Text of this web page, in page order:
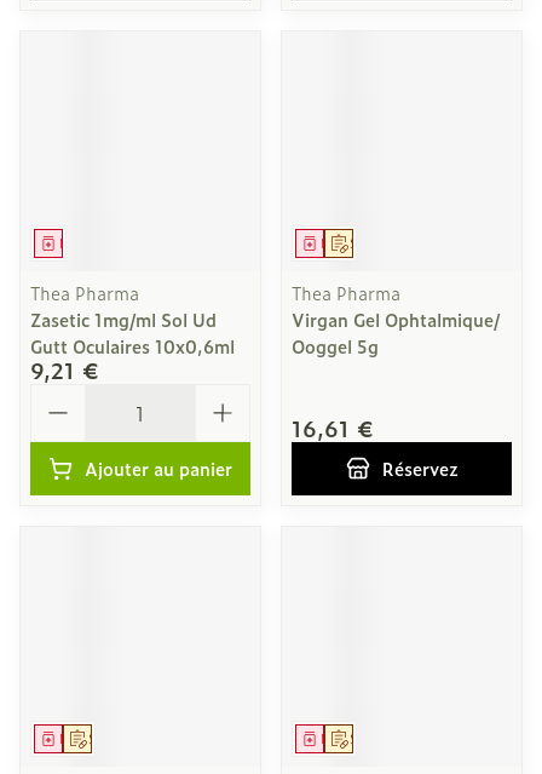
Médicament
Thea Pharma
Zasetic 1mg/ml Sol Ud
Gutt Oculaires 10x0,6ml
9,21 €
Ajouter au panier
Sur prescription
Médicament
Thea Pharma
Virgan Gel Ophtalmique/
Ooggel 5g
16,61 €
Réservez
Sur prescription
Médicament Sur prescription
Médicament